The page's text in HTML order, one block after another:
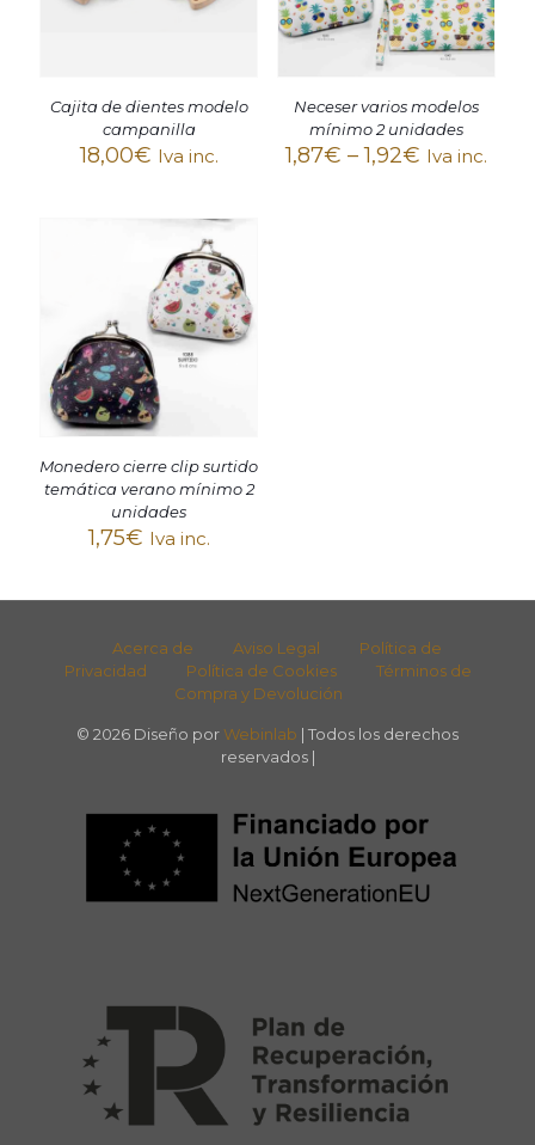
Cajita de dientes modelo
campanilla
18,00€ Iva inc.
Neceser varios modelos
mínimo 2 unidades
1,87€ –1,92€ Iva inc.
Monedero cierre clip surtido
temática verano mínimo 2
unidades
1,75€ Iva inc.
Acerca de Aviso Legal
Política de
Privacidad
Política de Cookies
Términos de
Compra y Devolución
© 2026 Diseño por Webinlab | Todos los derechos
reservados |